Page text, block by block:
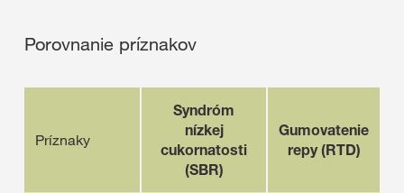
Porovnanie príznakov
Príznaky
Syndróm
nízkej
cukornatosti
(SBR)
Gumovatenie
repy (RTD)​